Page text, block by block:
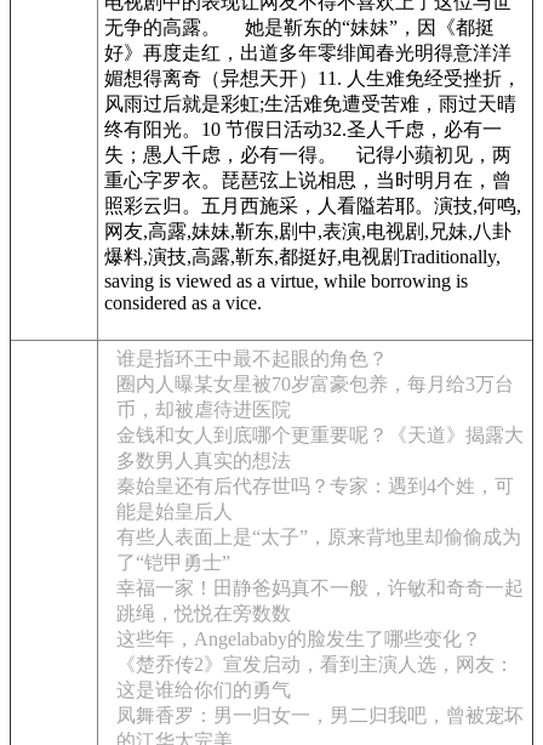
无争的高露。 她是靳东的“妹妹”，因《都挺
好》再度走红，出道多年零绯闻春光明得意洋洋
媚想得离奇（异想天开）11. 人生难免经受挫折，
风雨过后就是彩虹;生活难免遭受苦难，雨过天晴
终有阳光。10 节假日活动32.圣人千虑，必有一
失；愚人千虑，必有一得。 记得小蘋初见，两
重心字罗衣。琵琶弦上说相思，当时明月在，曾
照彩云归。五月西施采，人看隘若耶。演技,何鸣,
网友,高露,妹妹,靳东,剧中,表演,电视剧,兄妹,八卦
爆料,演技,高露,靳东,都挺好,电视剧Traditionally,
saving is viewed as a virtue, while borrowing is
considered as a vice.
谁是指环王中最不起眼的角色？
圈内人曝某女星被70岁富豪包养，每月给3万台
币，却被虐待进医院
金钱和女人到底哪个更重要呢？《天道》揭露大
多数男人真实的想法
秦始皇还有后代存世吗？专家：遇到4个姓，可
能是始皇后人
有些人表面上是“太子”，原来背地里却偷偷成为
了“铠甲勇士”
幸福一家！田静爸妈真不一般，许敏和奇奇一起
跳绳，悦悦在旁数数
这些年，Angelababy的脸发生了哪些变化？
《楚乔传2》宣发启动，看到主演人选，网友：
这是谁给你们的勇气
凤舞香罗：男一归女一，男二归我吧，曾被宠坏
的江华太完美